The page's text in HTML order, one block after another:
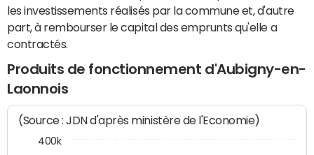
les investissements réalisés par la commune et, d'autre
part, à rembourser le capital des emprunts qu'elle a
contractés.
Produits de fonctionnement d'Aubigny-en-
Laonnois
(Source : JDN d'après ministère de l'Economie)
400k